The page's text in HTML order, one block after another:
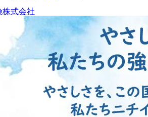
株式会社